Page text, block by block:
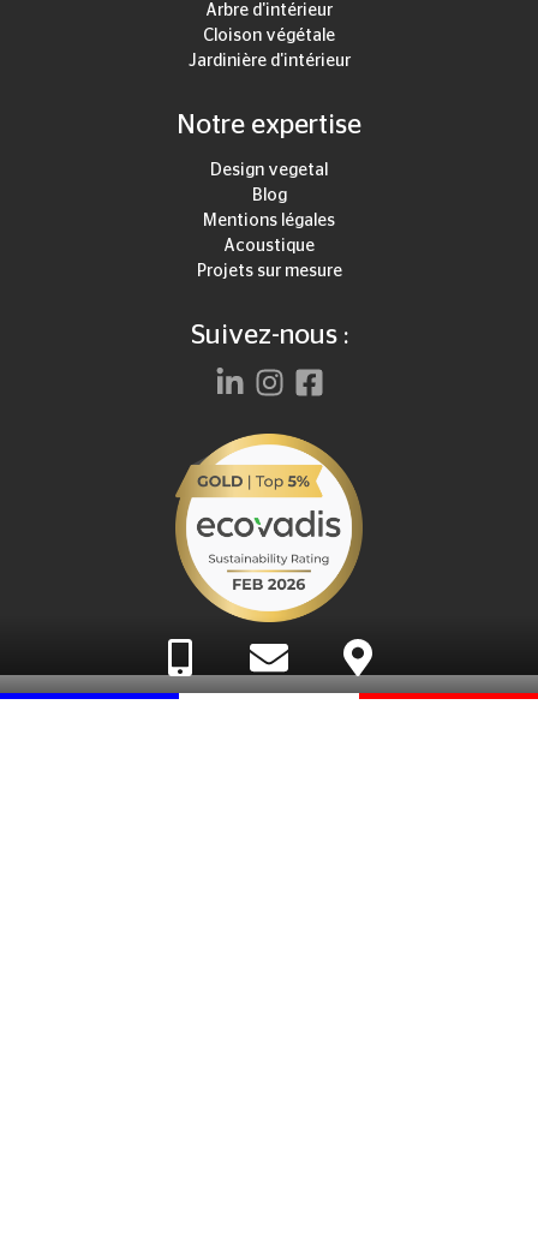
Arbre d'intérieur
Cloison végétale
Jardinière d'intérieur
Notre expertise
Design vegetal
Blog
Mentions légales
Acoustique
Projets sur mesure
Suivez-nous :